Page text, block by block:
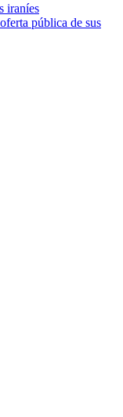
iraníes
pública de sus